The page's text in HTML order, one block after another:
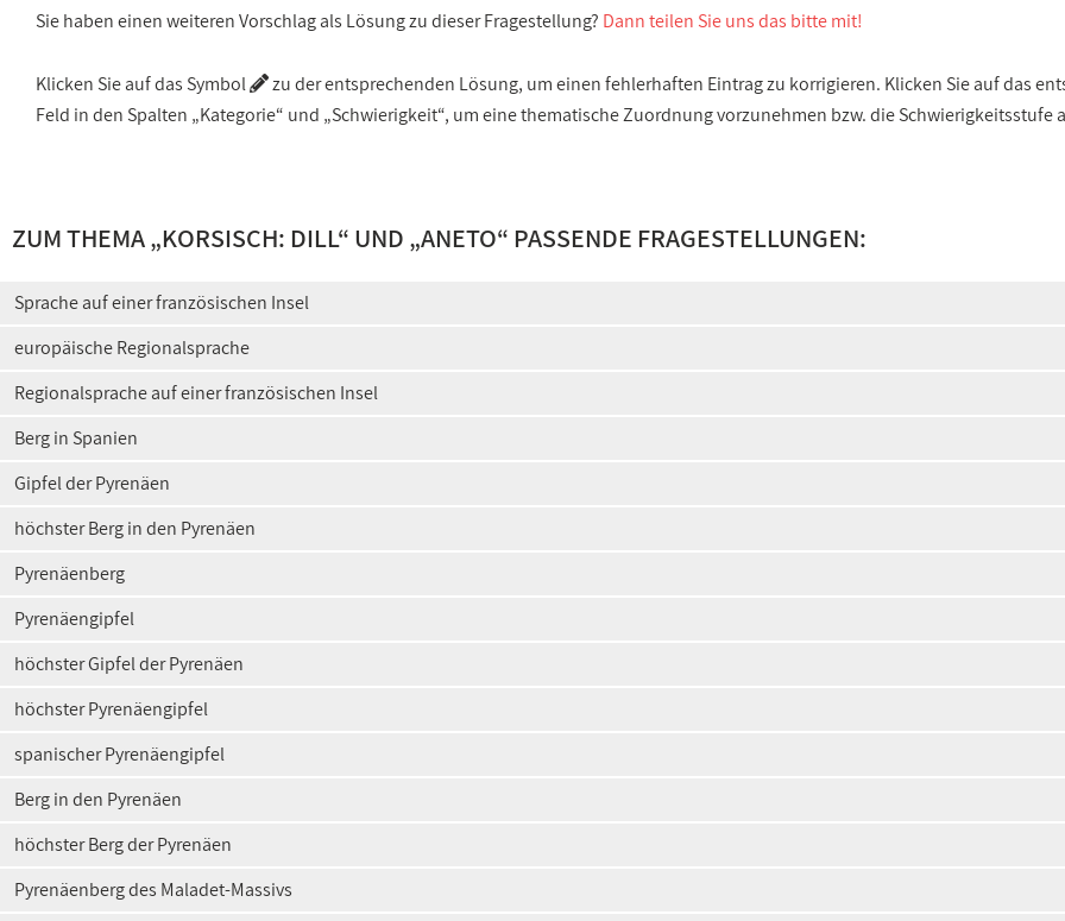
Sie haben einen weiteren Vorschlag als Lösung zu dieser Fragestellung? Dann teilen Sie uns das bitte mit!
Klicken Sie auf das Symbol
zu der entsprechenden Lösung, um einen fehlerhaften Eintrag zu korrigieren. Klicken Sie auf das
Feld in den Spalten „Kategorie“ und „Schwierigkeit“, um eine thematische Zuordnung vorzunehmen bzw. die Schwierigkeitsstufe
ZUM THEMA „KORSISCH: DILL“ UND „ANETO“ PASSENDE FRAGESTELLUNGEN:
Sprache auf einer französischen Insel
europäische Regionalsprache
Regionalsprache auf einer französischen Insel
Berg in Spanien
Gipfel der Pyrenäen
höchster Berg in den Pyrenäen
Pyrenäenberg
Pyrenäengipfel
höchster Gipfel der Pyrenäen
höchster Pyrenäengipfel
spanischer Pyrenäengipfel
Berg in den Pyrenäen
höchster Berg der Pyrenäen
Pyrenäenberg des Maladet-Massivs